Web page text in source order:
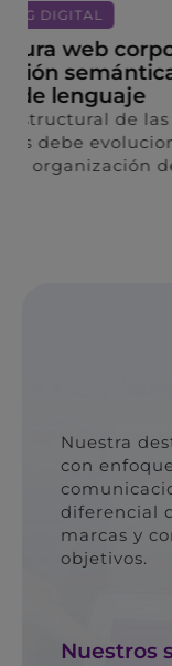
MARKETING
continuo
B2B
La madurez
consolida
Nuestra
con
diferencial
marcas y
objetivos.
Nuestros